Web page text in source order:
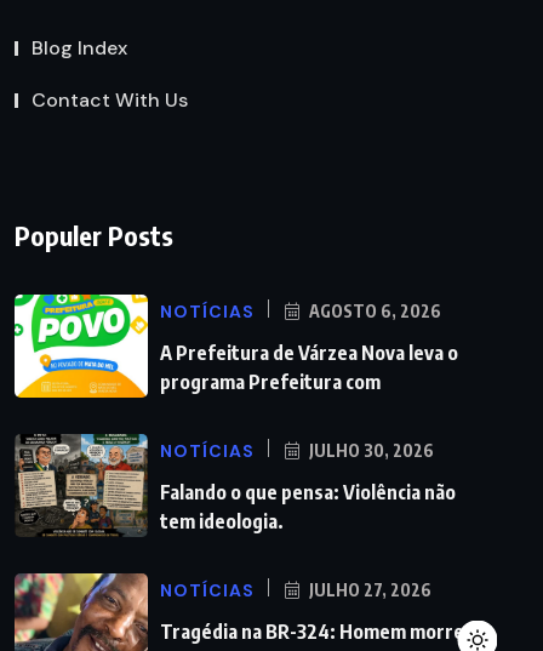
Blog Index
Contact With Us
Populer Posts
NOTÍCIAS AGOSTO 6, 2026
A Prefeitura de Várzea Nova leva o
programa Prefeitura com
NOTÍCIAS JULHO 30, 2026
Falando o que pensa: Violência não
tem ideologia.
NOTÍCIAS JULHO 27, 2026
Tragédia na BR-324: Homem morre